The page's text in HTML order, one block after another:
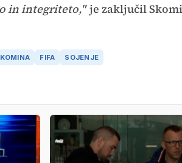
in integriteto,"je zaključil
FIFA SOJENJE